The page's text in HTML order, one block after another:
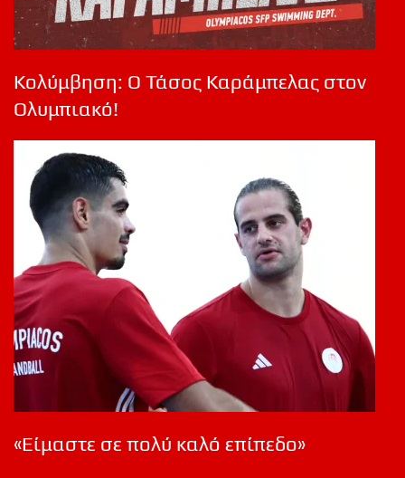
Κολύμβηση: Ο Τάσος Καράμπελας στον
Ολυμπιακό!
«Είμαστε σε πολύ καλό επίπεδο»